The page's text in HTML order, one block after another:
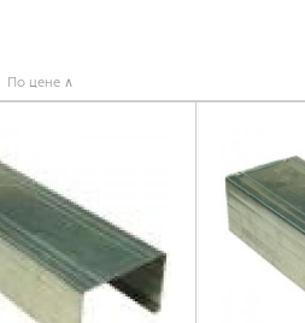
По цене ∧